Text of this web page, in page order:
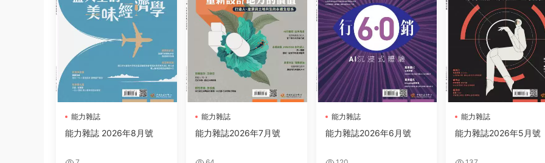
能力雜誌
能力雜誌 2026年8月號
能力雜誌
能力雜誌2026年7月號
能力雜誌
能力雜誌2026年6月號
能力雜誌
能力雜誌2026年5月號